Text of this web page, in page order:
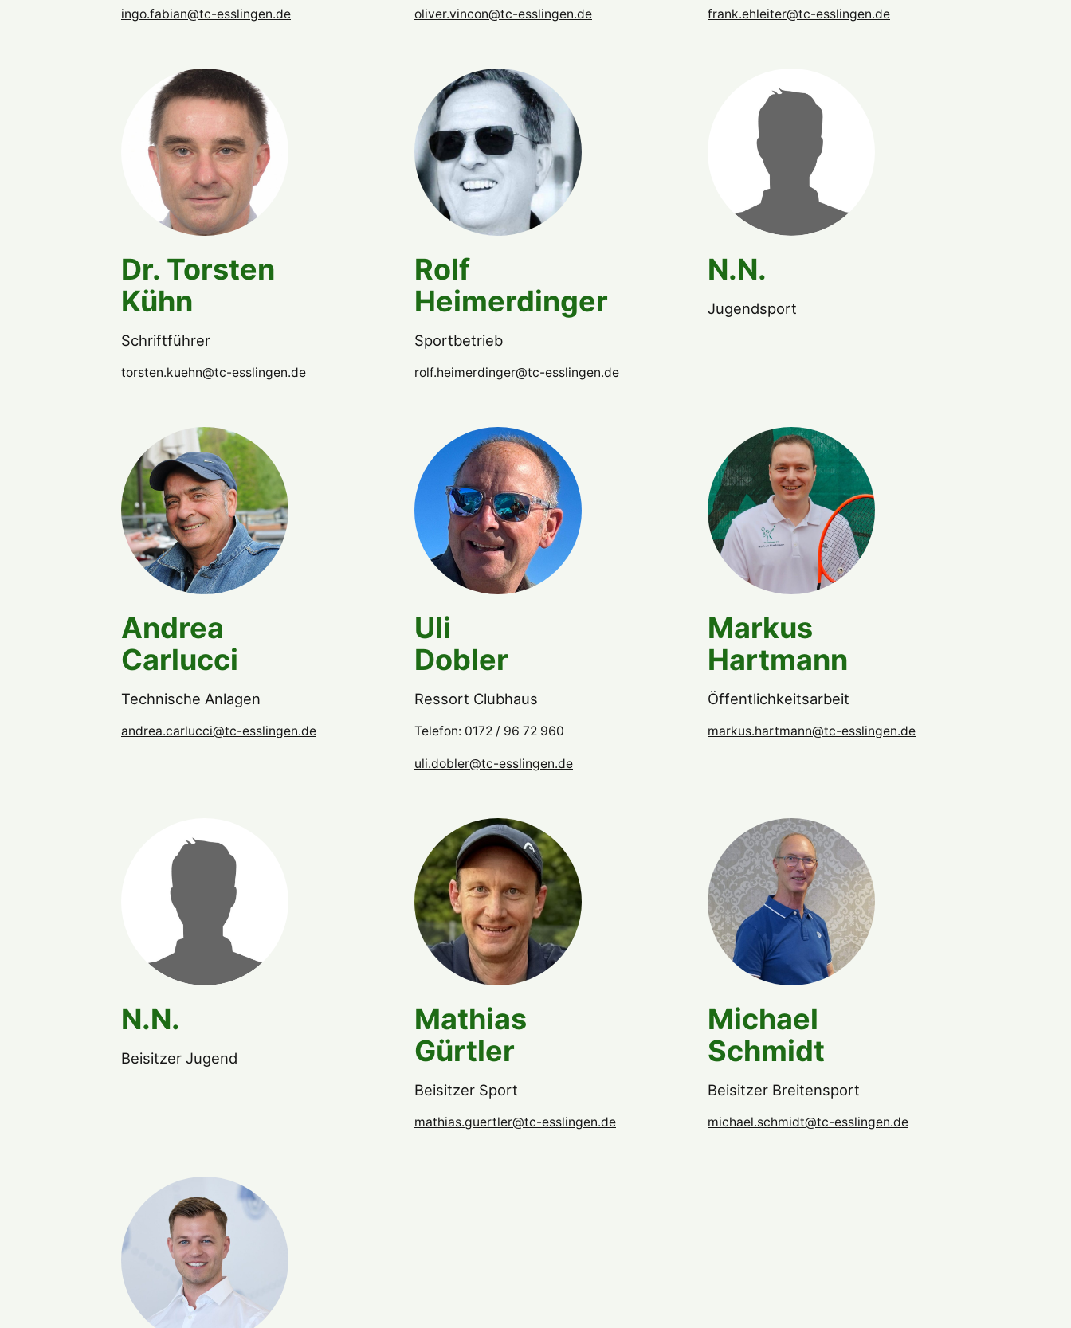
ingo.fabian@tc-esslingen.de oliver.vincon@tc-esslingen.de frank.ehleiter@tc-esslingen.de
Dr. Torsten
Kühn
Schriftführer
torsten.kuehn@tc-esslingen.de
Rolf
Heimerdinger
Sportbetrieb
rolf.heimerdinger@tc-esslingen.de
N.N.
Jugendsport
Andrea
Carlucci
Technische Anlagen
andrea.carlucci@tc-esslingen.de
Uli
Dobler
Ressort Clubhaus
Telefon: 0172 / 96 72 960
uli.dobler@tc-esslingen.de
Markus
Hartmann
Öffentlichkeitsarbeit
markus.hartmann@tc-esslingen.de
N.N.
Beisitzer Jugend
Mathias
Gürtler
Beisitzer Sport
mathias.guertler@tc-esslingen.de
Michael
Schmidt
Beisitzer Breitensport
michael.schmidt@tc-esslingen.de